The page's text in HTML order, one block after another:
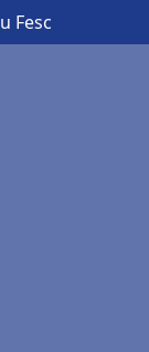
Fesc